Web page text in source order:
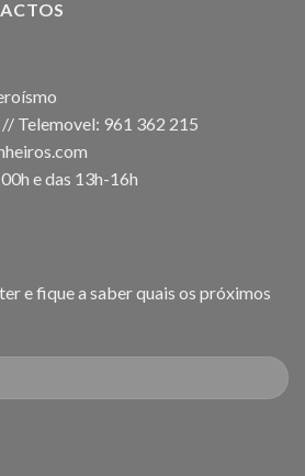
Telemovel: 961 362 215
e das 13h-16h
e fique a saber quais os próximos